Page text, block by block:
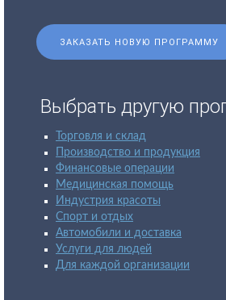
ЗАКАЗАТЬ НОВУЮ ПРОГРАММУ
Выбрать другую
Торговля и склад
Производство и продукция
Финансовые операции
Медицинская помощь
Индустрия красоты
Спорт и отдых
Автомобили и доставка
Услуги для людей
Для каждой организации